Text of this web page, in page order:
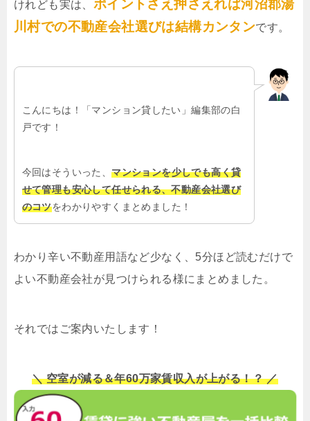
けれども実は、 ポイントさえ押さえれば河沼郡湯
川村での不動産会社選びは結構カンタンです。
こんにちは！「マンション貸したい」編集部の白
戸です！
今回はそういった、マンションを少しでも高く貸
せて管理も安心して任せられる、不動産会社選び
のコツをわかりやすくまとめました！
わかり辛い不動産用語など少なく、5分ほど読むだけで
よい不動産会社が見つけられる様にまとめました。
それではご案内いたします！
＼ 空室が減る＆年60万家賃収入が上がる！？ ／